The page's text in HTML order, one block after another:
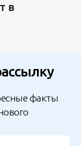
в
факты